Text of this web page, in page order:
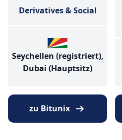
Derivatives & Social
Seychellen (registriert),
Dubai (Hauptsitz)
zu Bitunix